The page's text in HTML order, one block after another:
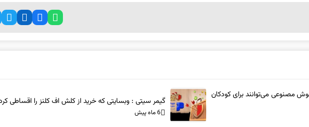
مصنوعی می‌توانند برای کودکان
گیمر سیتی : وبسایتی که خرید از کلش اف کلنز را اقساطی
6 ماه پیش